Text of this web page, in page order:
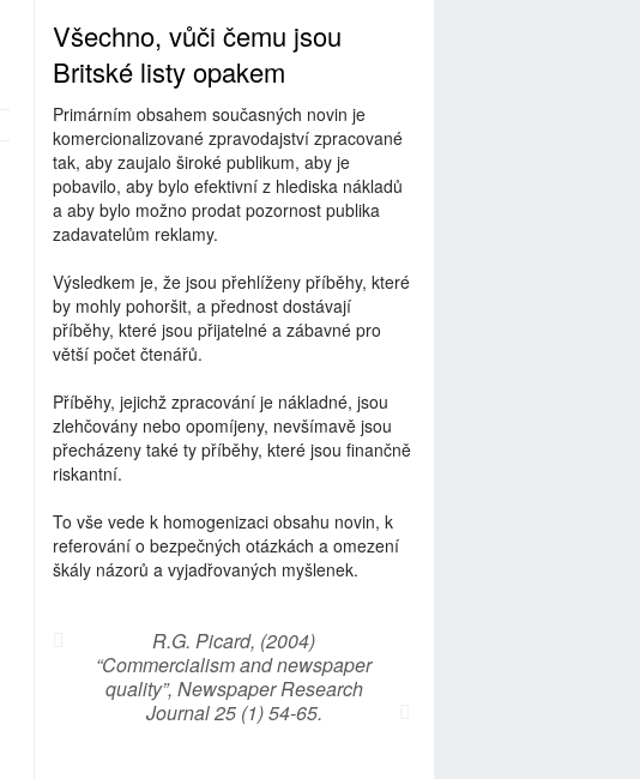
Všechno, vůči čemu jsou
Britské listy opakem
Primárním obsahem současných novin je
komercionalizované zpravodajství zpracované
tak, aby zaujalo široké publikum, aby je
pobavilo, aby bylo efektivní z hlediska nákladů
a aby bylo možno prodat pozornost publika
zadavatelům reklamy.
Výsledkem je, že jsou přehlíženy příběhy, které
by mohly pohoršit, a přednost dostávají
příběhy, které jsou přijatelné a zábavné pro
větší počet čtenářů.
Příběhy, jejichž zpracování je nákladné, jsou
zlehčovány nebo opomíjeny, nevšímavě jsou
přecházeny také ty příběhy, které jsou finančně
riskantní.
To vše vede k homogenizaci obsahu novin, k
referování o bezpečných otázkách a omezení
škály názorů a vyjadřovaných myšlenek.
R.G. Picard, (2004)
“Commercialism and newspaper
quality”, Newspaper Research
Journal 25 (1) 54-65.